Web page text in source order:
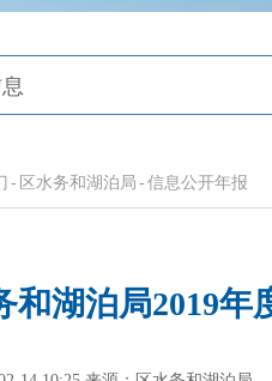
- 区水务和湖泊局 - 信息公开年报
和湖泊局2019